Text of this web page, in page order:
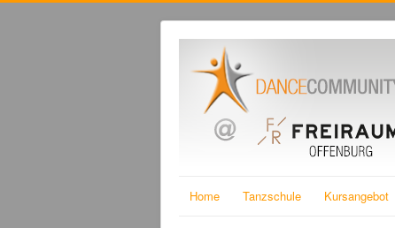
Home Tanzschule Kursangebot